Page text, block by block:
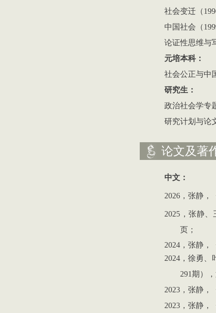
社会变迁（
中国社会（
论证性思维与
元培本科：
社会公正与中
研究生：
政治社会学专
研究计划与论
论文及著
中文：
2026，张静，
2025 ，张静、
页；
2024 ，张静，
2024 ，徐勇、
291期）
2023 ，张静 ，
2023 ，张静 ，